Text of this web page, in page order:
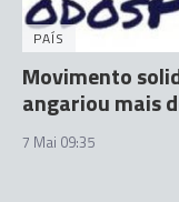
PAÍS
Movimento
angariou mais
7 Mai 09:35